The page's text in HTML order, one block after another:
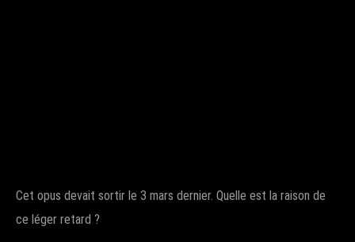
Cet opus devait sortir le 3 mars dernier. Quelle est la raison de
ce léger retard ?